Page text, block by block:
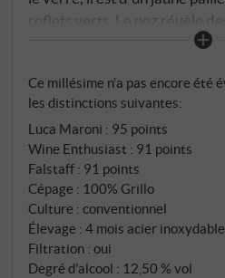
reflets verts. Le nez révèle
peu de pamplemousse, de
clair et juteux, avec une
fine douceur d'extraction, un
une minéralité perceptible en
L'élevage en acier
et la pureté. Un vin blanc
caractère à l'élégance
parfaitement avec les
assiettes de légumes d'été.
Ce millésime n’a pas encore été
les distinctions suivantes:
Luca Maroni : 95 points
Wine Enthusiast : 91 points
Falstaff : 91 points
Cépage : 100% Grillo
Culture : conventionnel
Élevage : 4 mois acier inoxydable
Filtration : oui
Degré d'alcool : 12,50 % vol